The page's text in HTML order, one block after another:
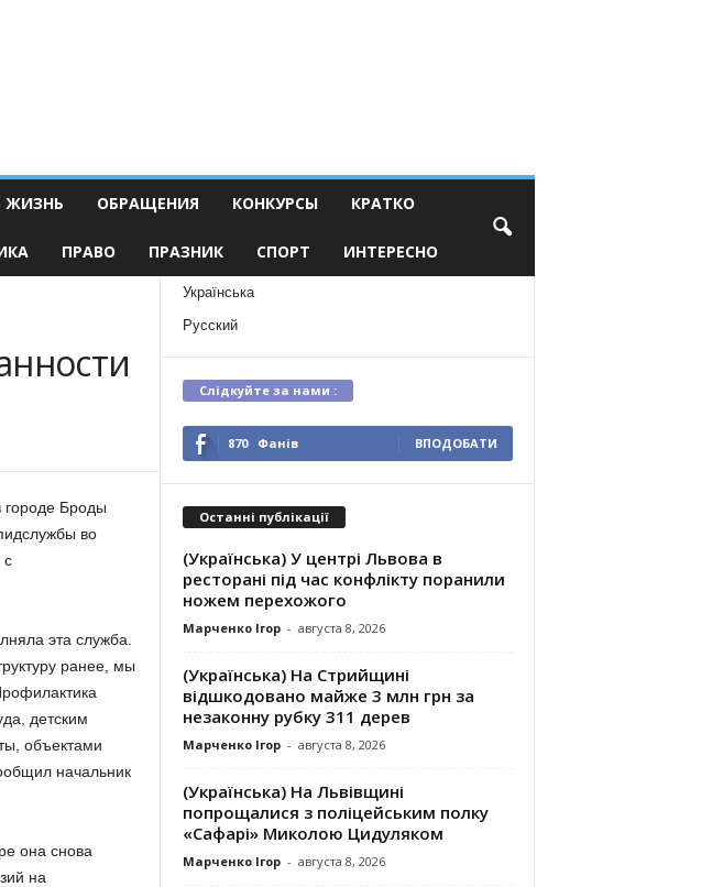
ЖИЗНЬ ОБРАЩЕНИЯ КОНКУРСЫ КРАТКО
ПРАВО ПРАЗНИК СПОРТ ИНТЕРЕСНО
городе Броды
во
с
эта служба.
ранее, мы
детским
объектами
начальник
она снова
на
Українська
Русский
Слідкуйте за нами :
870 Фанів ВПОДОБАТИ
Останні публікації
(Українська) У центрі Львова в
ресторані під час конфлікту поранили
ножем перехожого
Марченко Ігор - августа 8, 2026
(Українська) На Стрийщині
відшкодовано майже 3 млн грн за
незаконну рубку 311 дерев
Марченко Ігор - августа 8, 2026
(Українська) На Львівщині
попрощалися з поліцейським полку
«Сафарі» Миколою Цидуляком
Марченко Ігор - августа 8, 2026